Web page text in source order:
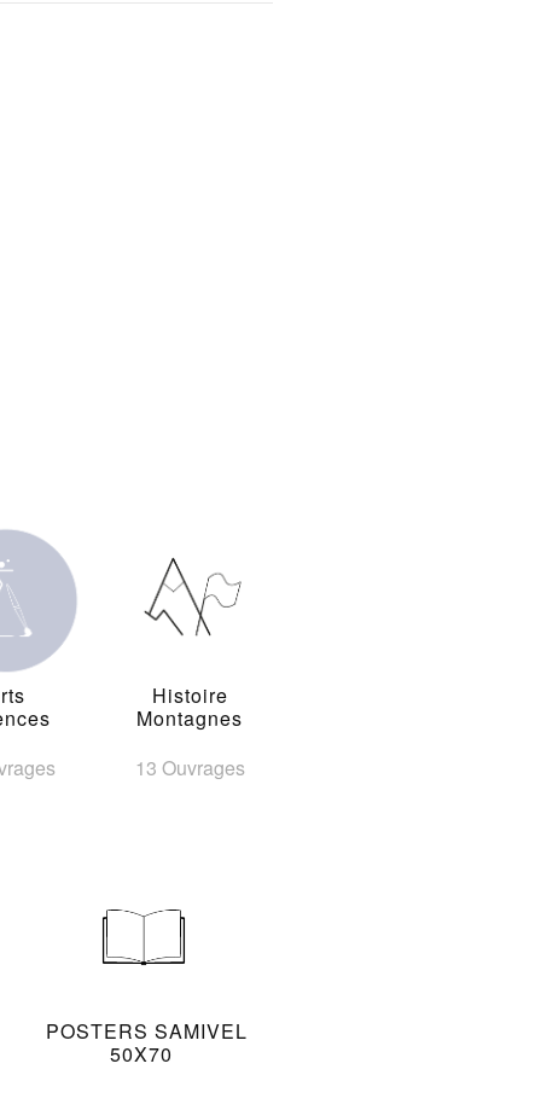
Histoire
Montagnes
13 Ouvrages
POSTERS SAMIVEL
50X70